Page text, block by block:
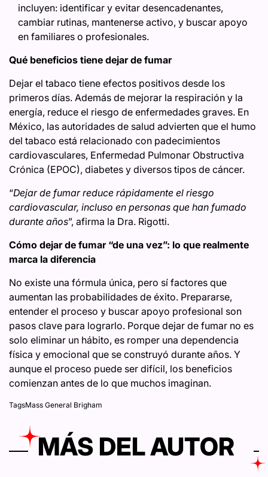
incluyen: identificar y evitar desencadenantes,
cambiar rutinas, mantenerse activo, y buscar apoyo
en familiares o profesionales.
Qué beneficios tiene dejar de fumar
Dejar el tabaco tiene efectos positivos desde los
primeros días. Además de mejorar la respiración y la
energía, reduce el riesgo de enfermedades graves. En
México, las autoridades de salud advierten que el humo
del tabaco está relacionado con padecimientos
cardiovasculares, Enfermedad Pulmonar Obstructiva
Crónica (EPOC), diabetes y diversos tipos de cáncer.
“Dejar de fumar reduce rápidamente el riesgo
cardiovascular, incluso en personas que han fumado
durante años”, afirma la Dra. Rigotti.
Cómo dejar de fumar “de una vez”: lo que realmente
marca la diferencia
No existe una fórmula única, pero sí factores que
aumentan las probabilidades de éxito. Prepararse,
entender el proceso y buscar apoyo profesional son
pasos clave para lograrlo. Porque dejar de fumar no es
solo eliminar un hábito, es romper una dependencia
física y emocional que se construyó durante años. Y
aunque el proceso puede ser difícil, los beneficios
comienzan antes de lo que muchos imaginan.
TagsMass General Brigham
MÁS DEL AUTOR